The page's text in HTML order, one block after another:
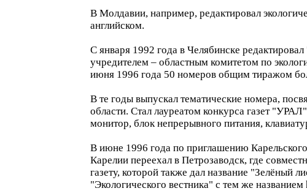
В Молдавии, например, редактировал
английском.
С января 1992 года в Челябинске
учредителем – областным комитетом по
июня 1996 года 50 номеров общим тиражом
В те годы выпускал тематические номера,
области. Стал лауреатом конкурса газет
монитор, блок непрерывного питания,
В июне 1996 года по приглашению
Карелии переехал в Петрозаводск, где
газету, которой также дал название "Зелёный
"Экологического вестника" с тем же